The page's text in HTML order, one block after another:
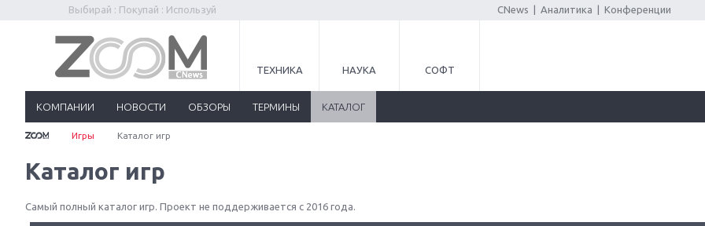
Выбирай : Покупай : Используй CNews Аналитика Конференции
ТЕХНИКА НАУКА СОФТ
КОМПАНИИ НОВОСТИ ОБЗОРЫ ТЕРМИНЫ КАТАЛОГ
Игры Каталог игр
Каталог игр
Самый полный каталог игр. Проект не поддерживается с 2016 года.